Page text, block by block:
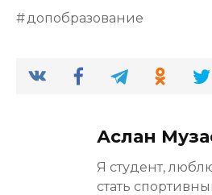
допобразование
Аслан
Я студент,
стать